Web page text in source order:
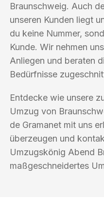
Braunschweig. Auch
unseren Kunden liegt
du keine Nummer,
Kunde. Wir nehmen
Anliegen und beraten
Bedürfnisse
Entdecke wie unsere
Umzug von
de Gramanet mit uns
überzeugen und
Umzugskönig Abend
maßgeschneidertes